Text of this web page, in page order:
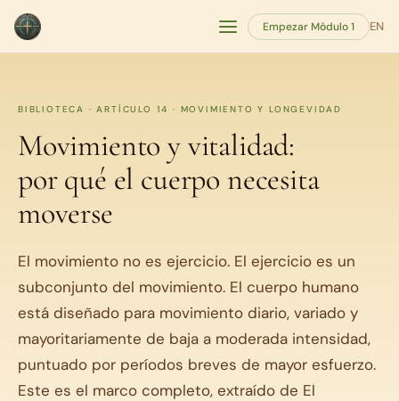
Empezar Módulo 1 EN
BIBLIOTECA · ARTÍCULO 14 · MOVIMIENTO Y LONGEVIDAD
Movimiento y vitalidad:
por qué el cuerpo necesita
moverse
El movimiento no es ejercicio. El ejercicio es un
subconjunto del movimiento. El cuerpo humano
está diseñado para movimiento diario, variado y
mayoritariamente de baja a moderada intensidad,
puntuado por períodos breves de mayor esfuerzo.
Este es el marco completo, extraído de El